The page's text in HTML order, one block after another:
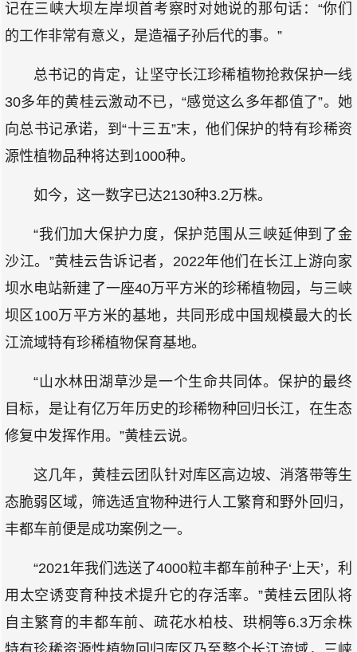
记在三峡大坝左岸坝首考察时对她说的那句话：“你们
的工作非常有意义，是造福子孙后代的事。”
总书记的肯定，让坚守长江珍稀植物抢救保护一线
30多年的黄桂云激动不已，“感觉这么多年都值了”。她
向总书记承诺，到“十三五”末，他们保护的特有珍稀资
源性植物品种将达到1000种。
如今，这一数字已达2130种3.2万株。
“我们加大保护力度，保护范围从三峡延伸到了金
沙江。”黄桂云告诉记者，2022年他们在长江上游向家
坝水电站新建了一座40万平方米的珍稀植物园，与三峡
坝区100万平方米的基地，共同形成中国规模最大的长
江流域特有珍稀植物保育基地。
“山水林田湖草沙是一个生命共同体。保护的最终
目标，是让有亿万年历史的珍稀物种回归长江，在生态
修复中发挥作用。”黄桂云说。
这几年，黄桂云团队针对库区高边坡、消落带等生
态脆弱区域，筛选适宜物种进行人工繁育和野外回归，
丰都车前便是成功案例之一。
“2021年我们选送了4000粒丰都车前种子‘上天’，利
用太空诱变育种技术提升它的存活率。”黄桂云团队将
自主繁育的丰都车前、疏花水柏枝、珙桐等6.3万余株